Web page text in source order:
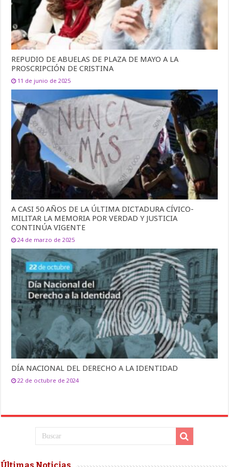
REPUDIO DE ABUELAS DE PLAZA DE MAYO A LA
PROSCRIPCIÓN DE CRISTINA
11 de junio de 2025
A CASI 50 AÑOS DE LA ÚLTIMA DICTADURA CÍVICO-
MILITAR LA MEMORIA POR VERDAD Y JUSTICIA
CONTINÚA VIGENTE
24 de marzo de 2025
DÍA NACIONAL DEL DERECHO A LA IDENTIDAD
22 de octubre de 2024
Últimas Noticias